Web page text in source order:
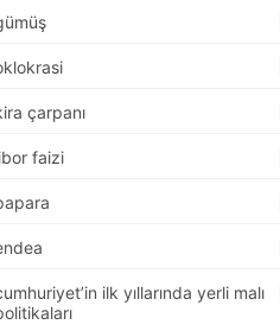
çarpanı
faizi
ilk yıllarında yerli malı